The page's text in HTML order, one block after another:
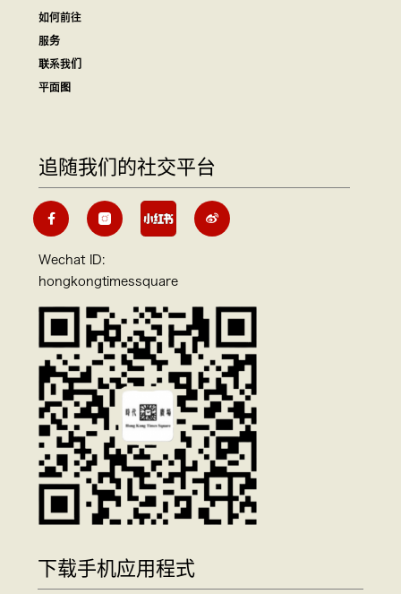
如何前往
服务
联系我们
平面图
追随我们的社交平台
Wechat ID:
hongkongtimessquare
下载手机应用程式